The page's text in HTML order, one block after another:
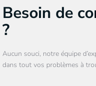
Besoin de
?
Aucun souci, notre équipe
dans tout vos problèmes à